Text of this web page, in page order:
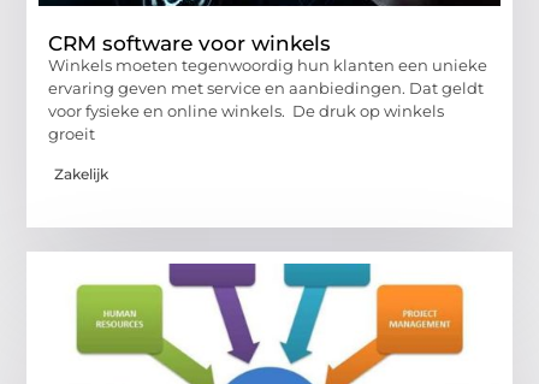
CRM software voor winkels
Winkels moeten tegenwoordig hun klanten een unieke
ervaring geven met service en aanbiedingen. Dat geldt
voor fysieke en online winkels. De druk op winkels
groeit
Zakelijk